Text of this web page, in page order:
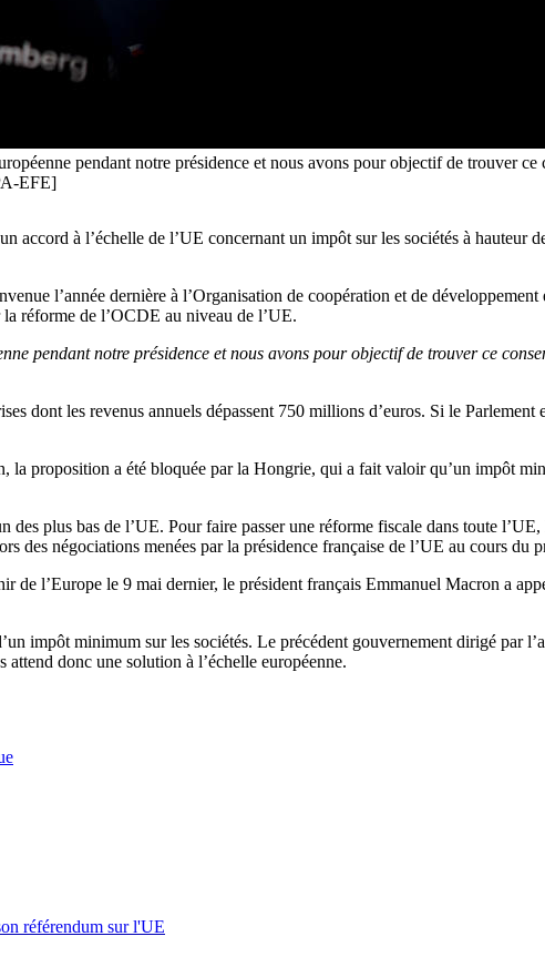
pendant notre présidence et nous avons pour objectif de trouver
EFE]
accord à l’échelle de l’UE concernant un impôt sur les sociétés à hauteur
l’année dernière à l’Organisation de coopération et de
réforme de l’OCDE au niveau de l’UE.
pendant notre présidence et nous avons pour objectif de trouver ce
dont les revenus annuels dépassent 750 millions d’euros. Si le
la proposition a été bloquée par la Hongrie, qui a fait valoir qu’un impôt
plus bas de l’UE. Pour faire passer une réforme fiscale dans toute
des négociations menées par la présidence française de l’UE au cours du
l’Europe le 9 mai dernier, le président français Emmanuel Macron a
impôt minimum sur les sociétés. Le précédent gouvernement dirigé par
donc une solution à l’échelle européenne.
référendum sur l'UE